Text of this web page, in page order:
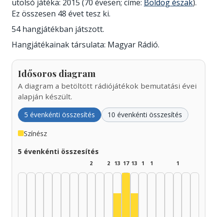
utolsó játéka: 2015 (70 évesen; címe: Boldog észak).
Ez összesen 48 évet tesz ki.
54 hangjátékban játszott.
Hangjátékainak társulata: Magyar Rádió.
Idősoros diagram
A diagram a betöltött rádiójátékok bemutatási évei
alapján készült.
5 évenkénti összesítés 10 évenkénti összesítés
Színész
5 évenkénti összesítés
2 2 13 17 13 1 1 1